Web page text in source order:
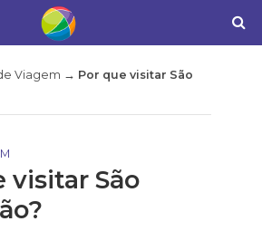
Viagem → Por que visitar São
visitar São